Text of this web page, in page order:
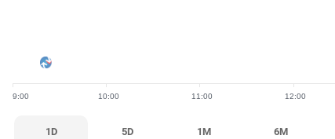
9:00 10:00 11:00 12:00
1D
5D
1M
6M